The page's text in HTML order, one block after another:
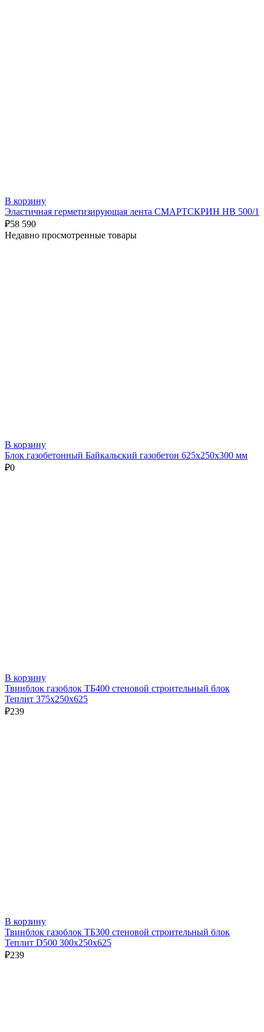
В корзину
Эластичная герметизирующая лента СМАРТСКРИН HB 500/1
₽58 590
Недавно просмотренные товары
В корзину
Блок газобетонный Байкальский газобетон 625х250х300 мм
₽0
В корзину
Твинблок газоблок ТБ400 стеновой строительный блок
Теплит 375х250х625
₽239
В корзину
Твинблок газоблок ТБ300 стеновой строительный блок
Теплит D500 300х250х625
₽239